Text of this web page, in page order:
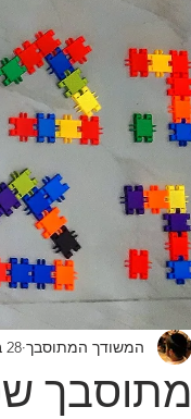
מתוסבך
המשודך המתוסבך 28 בינו׳ 2021